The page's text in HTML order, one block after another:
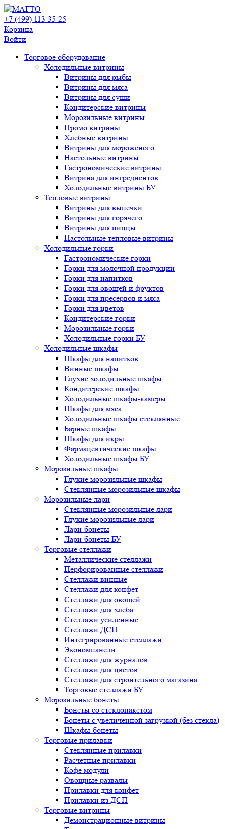
+7 (499) 113-35-25
Корзина
Войти
Свернуть/
развернуть
Торговое оборудованиe
Холодильные витрины
Витрины для рыбы
Витрины для мяса
Витрины для суши
Кондитерские витрины
Морозильные витрины
Промо витрины
Хлебные витрины
Витрины для мороженого
Настольные витрины
Гастрономические витрины
Витрина для ингредиентов
Холодильные витрины БУ
Тепловые витрины
Витрины для выпечки
Витрины для горячего
Витрины для пиццы
Настольные тепловые витрины
Холодильные горки
Гастрономические горки
Горки для молочной продукции
Горки для напитков
Горки для овощей и фруктов
Горки для пресервов и мяса
Горки для цветов
Кондитерские горки
Морозильные горки
Холодильные горки БУ
Холодильные шкафы
Шкафы для напитков
Винные шкафы
Глухие холодильные шкафы
Кондитерские шкафы
Холодильные шкафы-камеры
Шкафы для мяса
Холодильные шкафы стеклянные
Барные шкафы
Шкафы для икры
Фармацевтические шкафы
Холодильные шкафы БУ
Морозильные шкафы
Глухие морозильные шкафы
Стеклянные морозильные шкафы
Морозильные лари
Стеклянные морозильные лари
Глухие морозильные лари
Лари-бонеты
Лари-бонеты БУ
Торговые стеллажи
Металлические стеллажи
Перфорированные стеллажи
Стеллажи винные
Стеллажи для конфет
Стеллажи для овощей
Стеллажи для хлеба
Стеллажи усиленные
Стеллажи ДСП
Интегрированные стеллажи
Экономпанели
Стеллажи для журналов
Стеллажи для цветов
Стеллажи для строительного магазина
Торговые стеллажи БУ
Морозильные бонеты
Бонеты со стеклопакетом
Бонеты с увеличенной загрузкой (без стекла)
Шкафы-бонеты
Торговые прилавки
Стеклянные прилавки
Расчетные прилавки
Кофе модули
Овощные развалы
Прилавки для конфет
Прилавки из ДСП
Торговые витрины
Демонстрационные витрины